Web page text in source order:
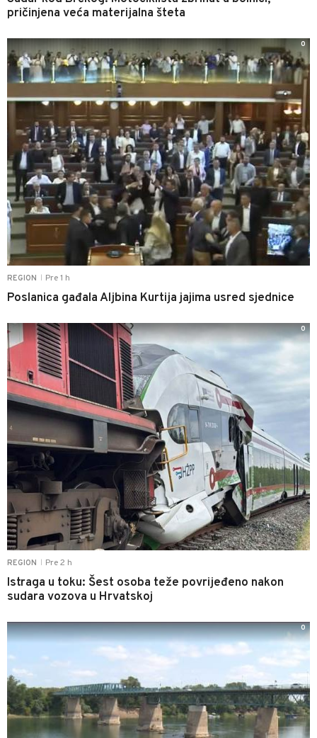
pričinjena veća materijalna šteta
REGION Pre 1 h
Poslanica gađala Aljbina Kurtija jajima usred sjednice
0
REGION Pre 2 h
Istraga u toku: Šest osoba teže povrijeđeno nakon
sudara vozova u Hrvatskoj
0
0